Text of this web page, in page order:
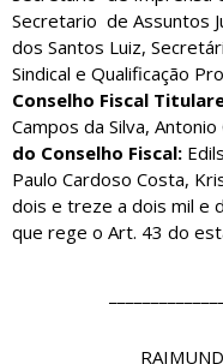
Secretario de Assuntos
dos Santos Luiz,
Sindical e Qualificação
Conselho Fiscal
Campos da Silva,
do Conselho Fiscal:
Paulo Cardoso Costa,
dois e treze a dois mil e
que rege o Art. 43 do